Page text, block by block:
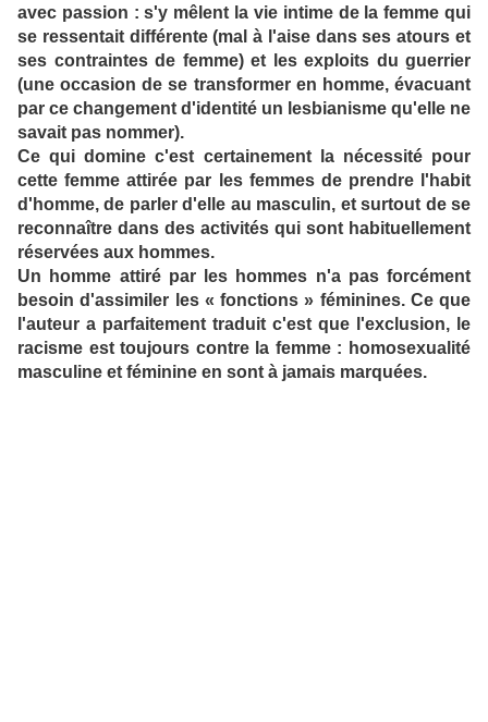
avec passion : s'y mêlent la vie intime de la femme qui
se ressentait différente (mal à l'aise dans ses atours et
ses contraintes de femme) et les exploits du guerrier
(une occasion de se transformer en homme, évacuant
par ce changement d'identité un lesbianisme qu'elle ne
savait pas nommer).
Ce qui domine c'est certainement la nécessité pour
cette femme attirée par les femmes de prendre l'habit
d'homme, de parler d'elle au masculin, et surtout de se
reconnaître dans des activités qui sont habituellement
réservées aux hommes.
Un homme attiré par les hommes n'a pas forcément
besoin d'assimiler les « fonctions » féminines. Ce que
l'auteur a parfaitement traduit c'est que l'exclusion, le
racisme est toujours contre la femme : homosexualité
masculine et féminine en sont à jamais marquées.